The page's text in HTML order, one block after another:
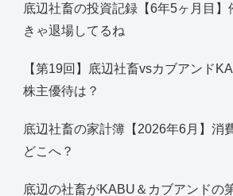
底辺社畜の投資記録【6年5ヶ月目】
きゃ退場してるね
【第19回】底辺社畜vsカブアンド
株主優待は？
底辺社畜の家計簿【2026年6月】消
どこへ？
底辺の社畜がKABU＆カブアンドの